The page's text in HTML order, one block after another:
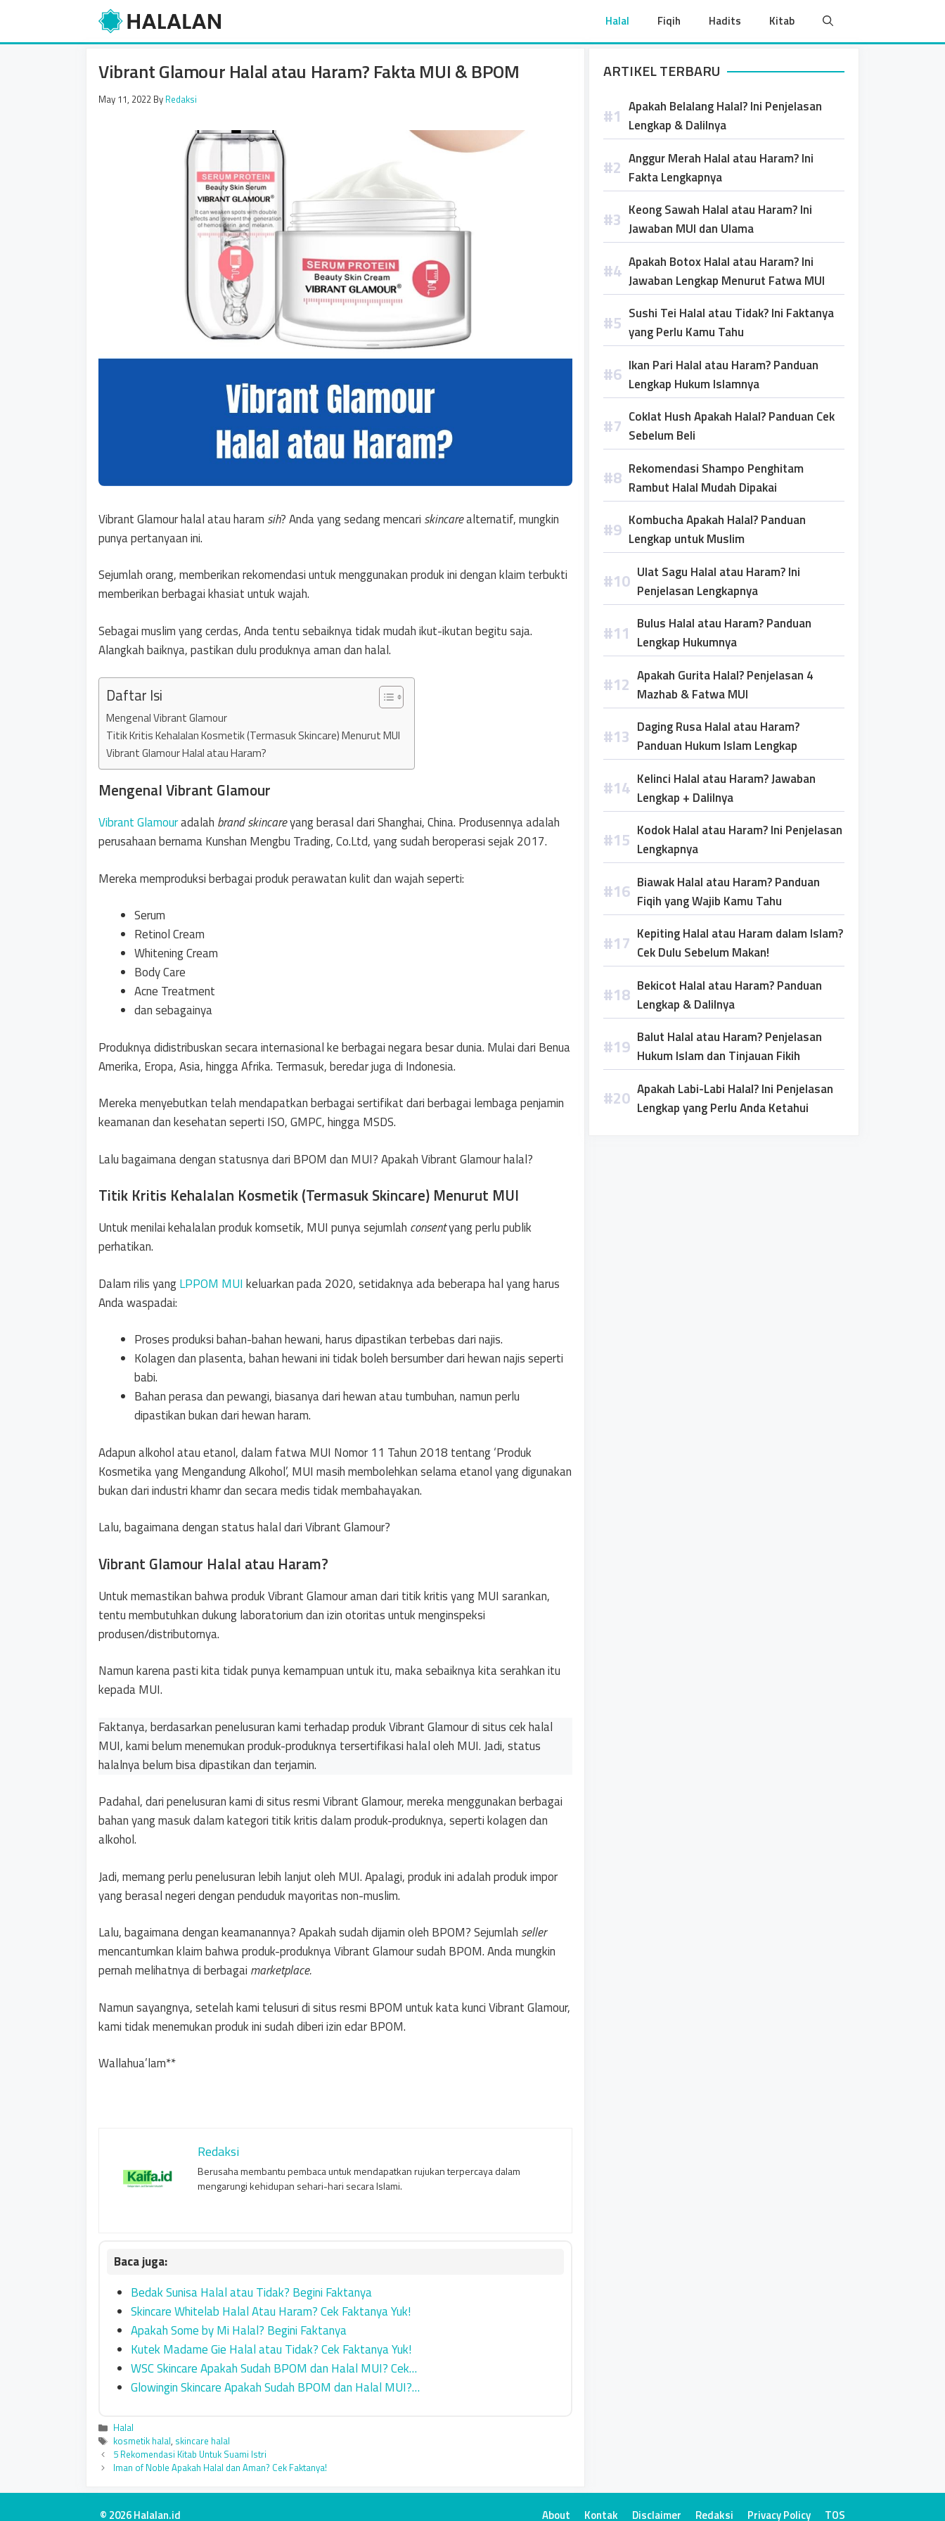
content
Halal Fiqih Hadits Kitab
Vibrant Glamour Halal atau Haram? Fakta MUI & BPOM
May 11, 2022 By Redaksi
Vibrant Glamour halal atau haram sih? Anda yang sedang mencari skincarealternatif, mungkin
punya pertanyaan ini.
Sejumlah orang, memberikan rekomendasi untuk menggunakan produk ini dengan klaim terbukti
memberikan berbagai khasiat untuk wajah.
Sebagai muslim yang cerdas, Anda tentu sebaiknya tidak mudah ikut-ikutan begitu saja.
Alangkah baiknya, pastikan dulu produknya aman dan halal.
Daftar Isi
Mengenal Vibrant Glamour
Titik Kritis Kehalalan Kosmetik (Termasuk Skincare) Menurut MUI
Vibrant Glamour Halal atau Haram?
Mengenal Vibrant Glamour
Vibrant Glamouradalah brand skincareyang berasal dari Shanghai, China. Produsennya adalah
perusahaan bernama Kunshan Mengbu Trading, Co.Ltd, yang sudah beroperasi sejak 2017.
Mereka memproduksi berbagai produk perawatan kulit dan wajah seperti:
Serum
Retinol Cream
Whitening Cream
Body Care
Acne Treatment
dan sebagainya
Produknya didistribuskan secara internasional ke berbagai negara besar dunia. Mulai dari Benua
Amerika, Eropa, Asia, hingga Afrika. Termasuk, beredar juga di Indonesia.
Mereka menyebutkan telah mendapatkan berbagai sertifikat dari berbagai lembaga penjamin
keamanan dan kesehatan seperti ISO, GMPC, hingga MSDS.
Lalu bagaimana dengan statusnya dari BPOM dan MUI? Apakah Vibrant Glamour halal?
Titik Kritis Kehalalan Kosmetik (Termasuk Skincare) Menurut MUI
Untuk menilai kehalalan produk komsetik, MUI punya sejumlah consentyang perlu publik
perhatikan.
Dalam rilis yangLPPOM MUI keluarkan pada 2020, setidaknya ada beberapa hal yang harus
Anda waspadai:
Proses produksi bahan-bahan hewani, harus dipastikan terbebas dari najis.
Kolagen dan plasenta, bahan hewani ini tidak boleh bersumber dari hewan najis seperti
babi.
Bahan perasa dan pewangi, biasanya dari hewan atau tumbuhan, namun perlu
dipastikan bukan dari hewan haram.
Adapun alkohol atau etanol, dalam fatwa MUI Nomor 11 Tahun 2018 tentang ‘Produk
Kosmetika yang Mengandung Alkohol’, MUI masih membolehkan selama etanol yang digunakan
bukan dari industri khamr dan secara medis tidak membahayakan.
Lalu, bagaimana dengan status halal dari Vibrant Glamour?
Vibrant Glamour Halal atau Haram?
Untuk memastikan bahwa produk Vibrant Glamour aman dari titik kritis yang MUI sarankan,
tentu membutuhkan dukung laboratorium dan izin otoritas untuk menginspeksi
produsen/distributornya.
Namun karena pasti kita tidak punya kemampuan untuk itu, maka sebaiknya kita serahkan itu
kepada MUI.
Faktanya, berdasarkan penelusuran kami terhadap produk Vibrant Glamour di situs cek halal
MUI, kami belum menemukan produk-produknya tersertifikasi halal oleh MUI. Jadi, status
halalnya belum bisa dipastikan dan terjamin.
Padahal, dari penelusuran kami di situs resmi Vibrant Glamour, mereka menggunakan berbagai
bahan yang masuk dalam kategori titik kritis dalam produk-produknya, seperti kolagen dan
alkohol.
Jadi, memang perlu penelusuran lebih lanjut oleh MUI. Apalagi, produk ini adalah produk impor
yang berasal negeri dengan penduduk mayoritas non-muslim.
Lalu, bagaimana dengan keamanannya? Apakah sudah dijamin oleh BPOM? Sejumlah seller
mencantumkan klaim bahwa produk-produknya Vibrant Glamour sudah BPOM. Anda mungkin
pernah melihatnya di berbagai marketplace.
Namun sayangnya, setelah kami telusuri di situs resmi BPOM untuk kata kunci Vibrant Glamour,
kami tidak menemukan produk ini sudah diberi izin edar BPOM.
Wallahua’lam**
Redaksi
Berusaha membantu pembaca untuk mendapatkan rujukan terpercaya dalam
mengarungi kehidupan sehari-hari secara Islami.
Bedak Sunisa Halal atau Tidak? Begini Faktanya
Skincare Whitelab Halal Atau Haram? Cek Faktanya Yuk!
Apakah Some by Mi Halal? Begini Faktanya
Kutek Madame Gie Halal atau Tidak? Cek Faktanya Yuk!
WSC Skincare Apakah Sudah BPOM dan Halal MUI? Cek…
Glowingin Skincare Apakah Sudah BPOM dan Halal MUI?…
Categories
Halal
Tags
kosmetik halal, skincare halal
5 Rekomendasi Kitab Untuk Suami Istri
Iman of Noble Apakah Halal dan Aman? Cek Faktanya!
ARTIKEL TERBARU
Apakah Belalang Halal? Ini Penjelasan
Lengkap & Dalilnya
Anggur Merah Halal atau Haram? Ini
Fakta Lengkapnya
Keong Sawah Halal atau Haram? Ini
Jawaban MUI dan Ulama
Apakah Botox Halal atau Haram? Ini
Jawaban Lengkap Menurut Fatwa MUI
Sushi Tei Halal atau Tidak? Ini Faktanya
yang Perlu Kamu Tahu
Ikan Pari Halal atau Haram? Panduan
Lengkap Hukum Islamnya
Coklat Hush Apakah Halal? Panduan Cek
Sebelum Beli
Rekomendasi Shampo Penghitam
Rambut Halal Mudah Dipakai
Kombucha Apakah Halal? Panduan
Lengkap untuk Muslim
Ulat Sagu Halal atau Haram? Ini
Penjelasan Lengkapnya
Bulus Halal atau Haram? Panduan
Lengkap Hukumnya
Apakah Gurita Halal? Penjelasan 4
Mazhab & Fatwa MUI
Daging Rusa Halal atau Haram?
Panduan Hukum Islam Lengkap
Kelinci Halal atau Haram? Jawaban
Lengkap + Dalilnya
Kodok Halal atau Haram? Ini Penjelasan
Lengkapnya
Biawak Halal atau Haram? Panduan
Fiqih yang Wajib Kamu Tahu
Kepiting Halal atau Haram dalam Islam?
Cek Dulu Sebelum Makan!
Bekicot Halal atau Haram? Panduan
Lengkap & Dalilnya
Balut Halal atau Haram? Penjelasan
Hukum Islam dan Tinjauan Fikih
Apakah Labi-Labi Halal? Ini Penjelasan
Lengkap yang Perlu Anda Ketahui
About Kontak Disclaimer Redaksi Privacy Policy TOS
© 2026 Halalan.id